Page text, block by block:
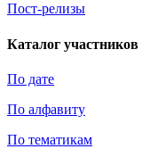
Пост-релизы
Каталог участников
По дате
По алфавиту
По тематикам